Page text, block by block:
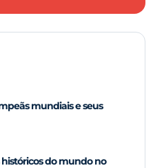
mundiais e seus
históricos do mundo no